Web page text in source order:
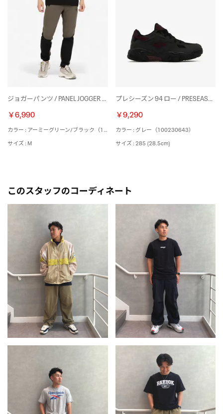
ジョガーパンツ / PANEL JOGGER （アーミーグリーン/ブラック）
￥6,990
カラー : アーミーグリーン/ブラック（100240091）
サイズ : M
プレシーズン 94 ロー / PRESEASON 94 LOW （グレー）
￥9,290
カラー : グレー（100230643）
サイズ : 285 (28.5cm)
このスタッフのコーディネート